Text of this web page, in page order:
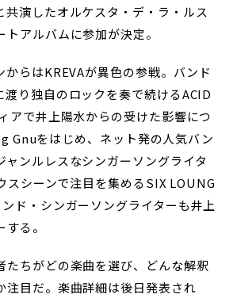
共演したオルケスタ・デ・ラ・ルス
アルバムに参加が決定。
からはKREVAが異色の参戦。バンド
渡り独自のロックを奏で続けるACID
アで井上陽水からの受けた影響につ
Gnuをはじめ、ネット発の人気バン
ャンルレスなシンガーソングライタ
スシーンで注目を集めるSIX LOUNG
ド・シンガーソングライターも井上
る。
たちがどの楽曲を選び、どんな解釈
注目だ。楽曲詳細は後日発表され